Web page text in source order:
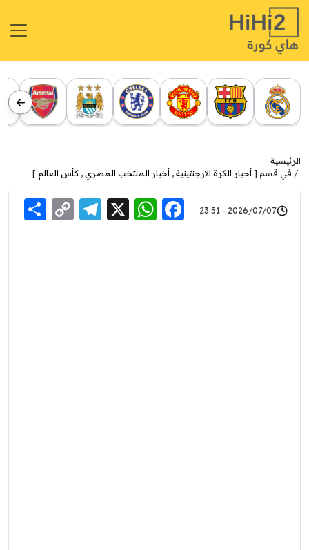
الرئيسية
في قسم [ أخبار الكرة الارجنتينية , أخبار المنتخب المصري , كأس العالم ]
2026/07/07 - 23:51
Facebook
WhatsApp
X
Link